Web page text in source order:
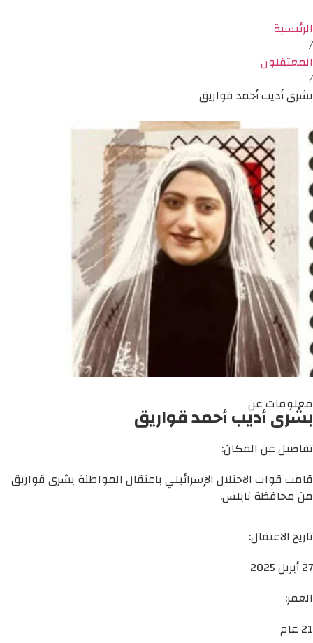
الرئيسية
/
المعتقلون
/
بشرى أديب أحمد قواريق
معلومات عن
بشرى أديب أحمد قواريق
تفاصيل عن المكان:
قامت قوات الاحتلال الإسرائيلي باعتقال المواطنة بشرى قواريق
من محافظة نابلس.
تاريخ الاعتقال:
27 أبريل 2025
العمر:
21 عام